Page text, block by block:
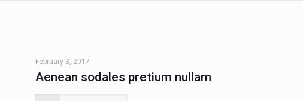
February 3, 2017
Aenean sodales pretium nullam